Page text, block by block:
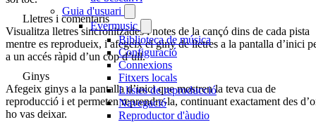
Guia d'usuari
Evermusic
Biblioteca de música
Configuració
Connexions
Fitxers locals
Llistes de reproducció
Navegació
Reproductor d'àudio
Lletres i comentaris
Visualitza lletres sincronitzades i notes de la cançó dins de cada pista
mentre es reprodueix, i afegeix el giny de lletres a la pantalla d’inici
a un accés ràpid d’un cop d’ull.
Ginys
Afegeix ginys a la pantalla d’inici que mostren la teva cua de
reproducció i et permeten reprendre-la, continuant exactament des
ho vas deixar.